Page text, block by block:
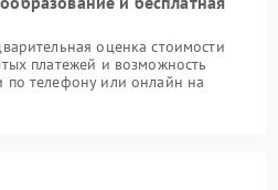
оценка стоимости
платежей и возможность
по телефону или онлайн на